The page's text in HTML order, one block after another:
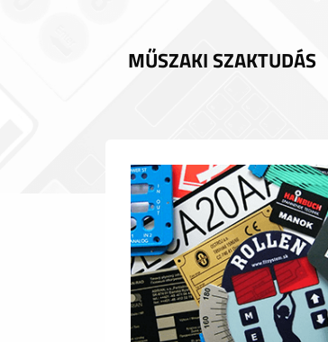
MŰSZAKI SZAKTUDÁS